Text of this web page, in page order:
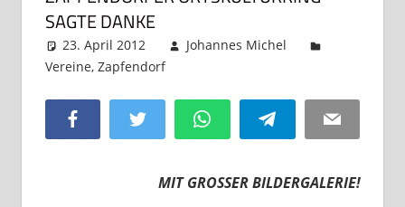
SAGTE DANKE
23. April 2012
Johannes Michel
Vereine, Zapfendorf
Facebook Twitter WhatsAppTelegram Email
MIT GROSSER BILDERGALERIE!